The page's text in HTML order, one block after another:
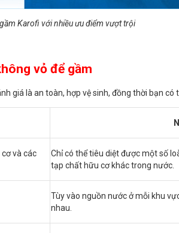
Karofi với nhiều ưu điểm vượt trội
vỏ để gầm
giá là an toàn, hợp vệ sinh, đồng thời bạn
và các
Chỉ có thể tiêu diệt được một số
tạp chất hữu cơ khác trong nước.
Tùy vào nguồn nước ở mỗi khu
nhau.